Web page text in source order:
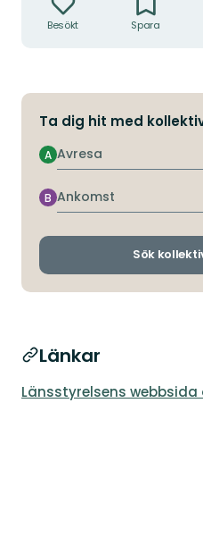
Besökt Spara
Ta dig hit med
Avresa
A
Ankomst
B
Sök
Länkar
Länsstyrelsens